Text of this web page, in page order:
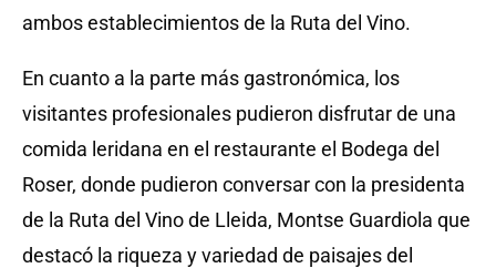
ambos establecimientos de la Ruta del Vino.
En cuanto a la parte más gastronómica, los
visitantes profesionales pudieron disfrutar de una
comida leridana en el restaurante el Bodega del
Roser, donde pudieron conversar con la presidenta
de la Ruta del Vino de Lleida, Montse Guardiola que
destacó la riqueza yvariedad de paisajes del